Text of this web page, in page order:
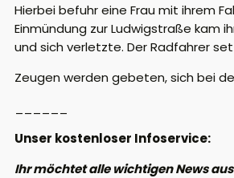
Hierbei befuhr eine Frau mit ihrem
Einmündung zur Ludwigstraße kam
und sich verletzte. Der Radfahrer
Zeugen werden gebeten, sich bei
Unser kostenloser Infoservice:
Ihr möchtet alle wichtigen News